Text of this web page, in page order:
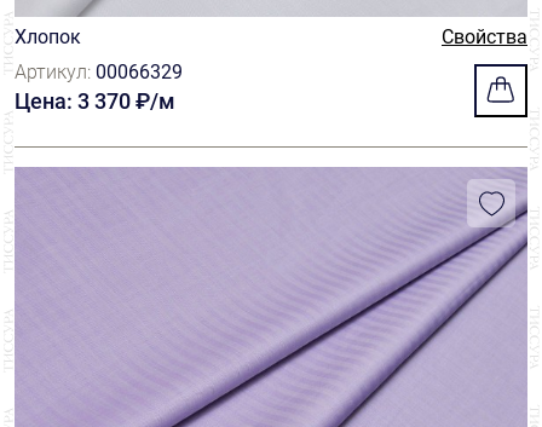
Хлопок
Свойства
Артикул: 00066329
Цена: 3 370 ₽/м